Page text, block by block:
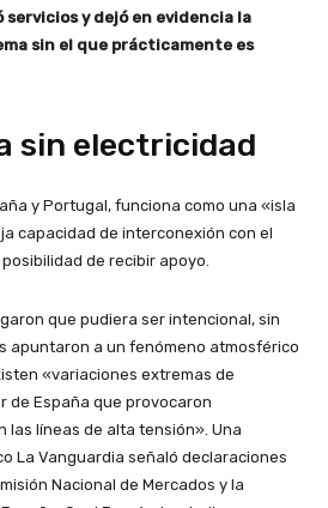
y dejó en evidencia la
sin el que prácticamente es
sin electricidad
y Portugal, funciona como una «isla
capacidad de interconexión con el
de recibir apoyo.
que pudiera ser intencional, sin
apuntaron a un fenómeno atmosférico
«variaciones extremas de
de España que provocaron
las líneas de alta tensión». Una
La Vanguardia señaló declaraciones
Nacional de Mercados y la